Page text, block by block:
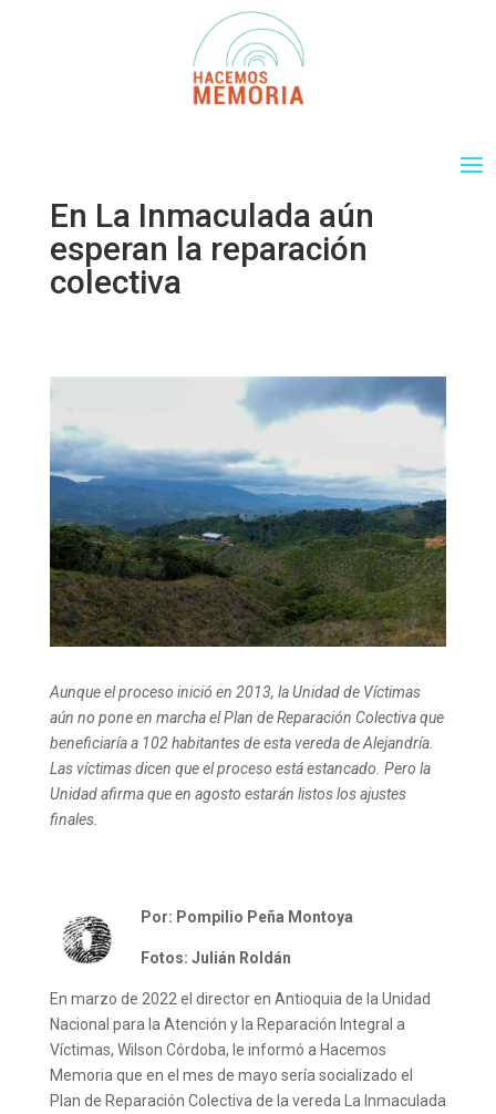
En La Inmaculada aún
esperan la reparación
colectiva
Aunque el proceso inició en 2013, la Unidad de Víctimas
aún no pone en marcha el Plan de Reparación Colectiva que
beneficiaría a 102 habitantes de esta vereda de Alejandría.
Las víctimas dicen que el proceso está estancado. Pero la
Unidad afirma que en agosto estarán listos los ajustes
finales.
Por: Pompilio Peña Montoya
Fotos: Julián Roldán
En marzo de 2022 el director en Antioquia de la Unidad
Nacional para la Atención y la Reparación Integral a
Víctimas, Wilson Córdoba, le informó a Hacemos
Memoria que en el mes de mayo sería socializado el
Plan de Reparación Colectiva de la vereda La Inmaculada